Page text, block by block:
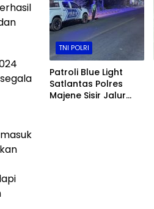
TNI POLRI
Patroli Blue Light
Satlantas Polres
Majene Sisir Jalur